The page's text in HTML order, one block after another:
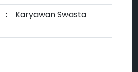
: Karyawan Swasta